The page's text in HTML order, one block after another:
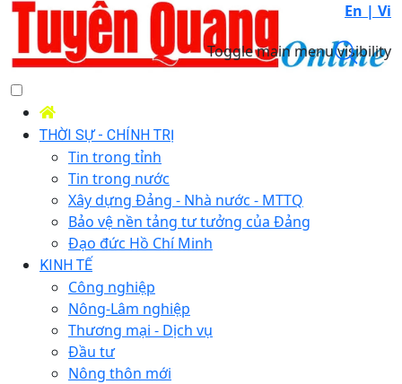
En | Vi
Toggle main menu visibility
THỜI SỰ - CHÍNH TRỊ
Tin trong tỉnh
Tin trong nước
Xây dựng Đảng - Nhà nước - MTTQ
Bảo vệ nền tảng tư tưởng của Đảng
Đạo đức Hồ Chí Minh
KINH TẾ
Công nghiệp
Nông-Lâm nghiệp
Thương mại - Dịch vụ
Đầu tư
Nông thôn mới